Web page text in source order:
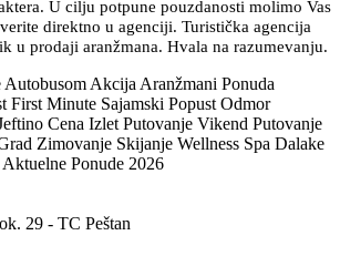
U cilju potpune pouzdanosti molimo Vas
direktno u agenciji. Turistička agencija
u prodaji aranžmana. Hvala na razumevanju.
Akcija Aranžmani Ponuda
First Minute Sajamski Popust Odmor
Cena Izlet Putovanje Vikend Putovanje
Zimovanje Skijanje Wellness Spa Dalake
Ponude 2026
29 - TC Peštan